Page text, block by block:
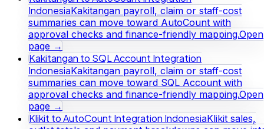
IndonesiaKakitangan payroll, claim or staff-cost
summaries can move toward AutoCount with
approval checks and finance-friendly mapping.Open
page →
Kakitangan to SQL Account Integration
IndonesiaKakitangan payroll, claim or staff-cost
summaries can move toward SQL Account with
approval checks and finance-friendly mapping.Open
page →
Klikit to AutoCount Integration IndonesiaKlikit sales,